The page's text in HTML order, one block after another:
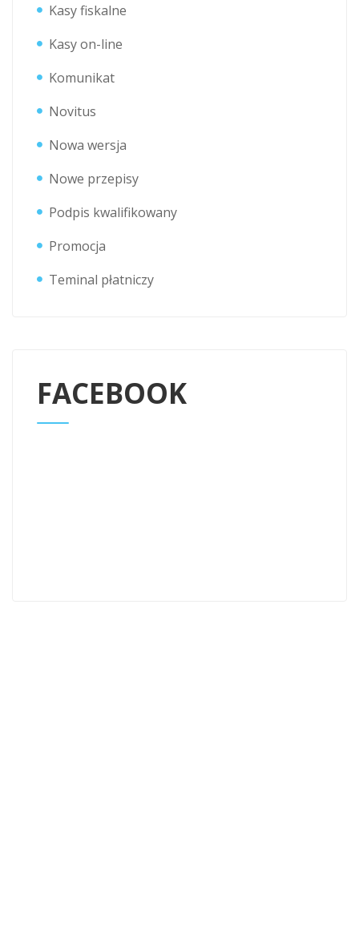
Kasy fiskalne
Kasy on-line
Komunikat
Novitus
Nowa wersja
Nowe przepisy
Podpis kwalifikowany
Promocja
Teminal płatniczy
FACEBOOK